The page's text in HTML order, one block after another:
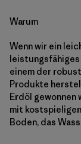
Warum
Wenn wir ein
leistungsfähiges
einem der
Produkte
Erdöl gewonnen
mit
Boden, das